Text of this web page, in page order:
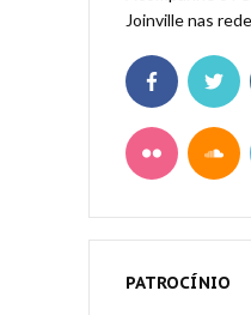
Joinville nas
PATROCÍNIO